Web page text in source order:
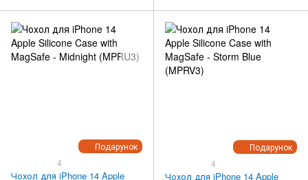
Подарунок
4
Чохол для iPhone 14 Apple
Подарунок
4
Чохол для iPhone 14 Apple